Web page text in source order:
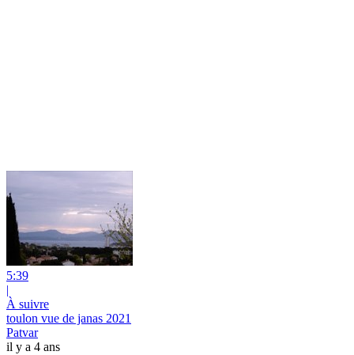
5:39
|
À suivre
toulon vue de janas 2021
Patvar
il y a 4 ans